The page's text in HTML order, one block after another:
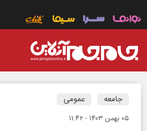
جامعه عمومی
۰۵ بهمن ۱۴۰۳ - ۱۱:۴۲